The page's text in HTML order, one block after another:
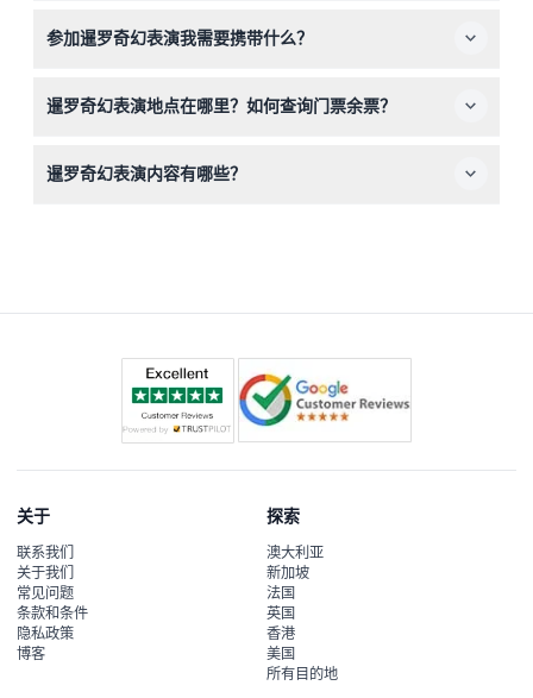
参加暹罗奇幻表演我需要携带什么？
座；无需携带特殊物品。
暹罗奇幻表演地点在哪里？如何查询门票余票？
Riverfront）；您可以在本网站上查看当前票务情况并直接
暹罗奇幻表演内容有哪些？
关于
联系我们
关于我们
常见问题
条款和条件
隐私政策
博客
探索
澳大利亚
新加坡
法国
英国
香港
美国
所有目的地